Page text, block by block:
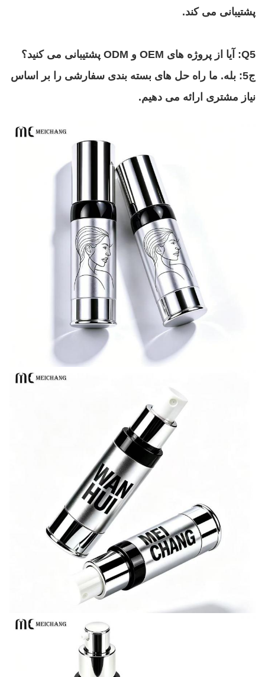
پشتیبانی می کند.
Q5: آیا از پروژه های OEM و ODM پشتیبانی می کنید؟
ج5: بله. ما راه حل های بسته بندی سفارشی را بر اساس
نیاز مشتری ارائه می دهیم.